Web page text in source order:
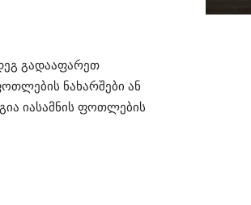
გადააფარეთ
ნახარშები ან
იასამნის ფოთლების